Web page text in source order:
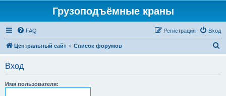
Грузоподъёмные краны
FAQ Вход
Регистрация
Центральный сайт Список форумов
Вход
Имя пользователя: